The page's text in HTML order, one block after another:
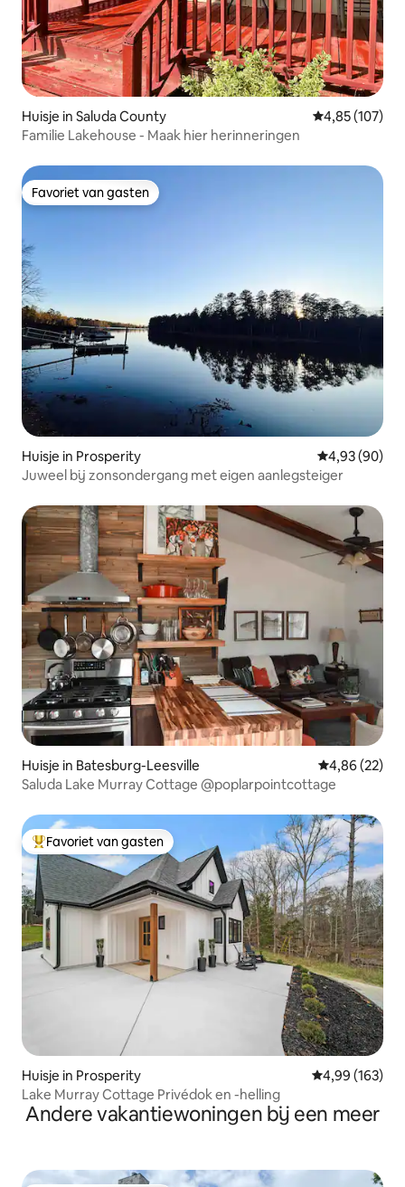
Huisje in Saluda County Gemiddelde
4,85 (107)
Familie Lakehouse - Maak hier herinneringen
Favoriet van gasten
Favoriet van gasten
Huisje in Prosperity Gemiddelde
4,93 (90)
Juweel bij zonsondergang met eigen aanlegsteiger
Huisje in Batesburg-Leesville Gemiddelde
4,86 (22)
Saluda Lake Murray Cottage @poplarpointcottage
Topfavoriet van gasten
Favoriet van gasten
Huisje in Prosperity Gemiddelde
4,99 (163)
Lake Murray Cottage Privédok en -helling
Andere vakantiewoningen bij een meer